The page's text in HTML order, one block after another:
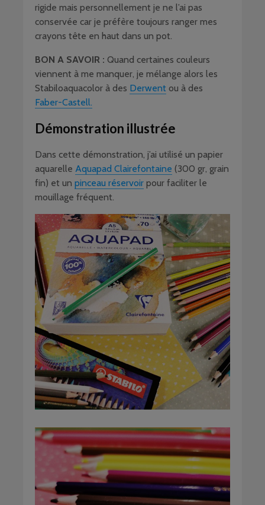
rigide mais personnellement je ne l’ai pas
conservée car je préfère toujours ranger mes
crayons tête en haut dans un pot.
BON A SAVOIR : Quand certaines couleurs
viennent à me manquer, je mélange alors les
Stabiloaquacolor à des Derwent ou à des
Faber-Castell.
Démonstration illustrée
Dans cette démonstration, j’ai utilisé un papier
aquarelle Aquapad Clairefontaine (300 gr, grain
fin) et un pinceau réservoir pour faciliter le
mouillage fréquent.